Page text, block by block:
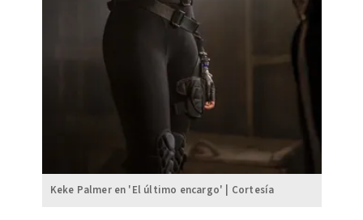
Keke Palmer en 'El último encargo' | Cortesía